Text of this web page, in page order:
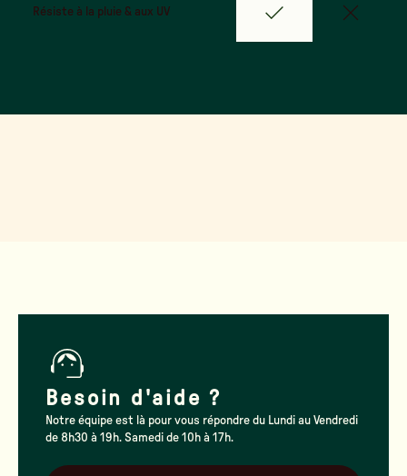
Résiste à la pluie & aux UV
Besoin d'aide ?
Notre équipe est là pour vous répondre du Lundi au Vendredi
de 8h30 à 19h. Samedi de 10h à 17h.